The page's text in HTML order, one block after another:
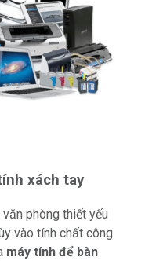
xách tay
phòng thiết yếu
vào tính chất công
máy tính để bàn